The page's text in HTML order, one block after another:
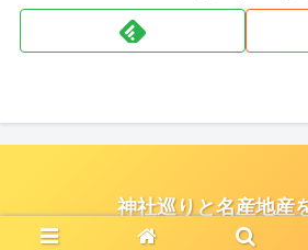
神社巡りと名産地産
© 2021 神社巡りと名産地